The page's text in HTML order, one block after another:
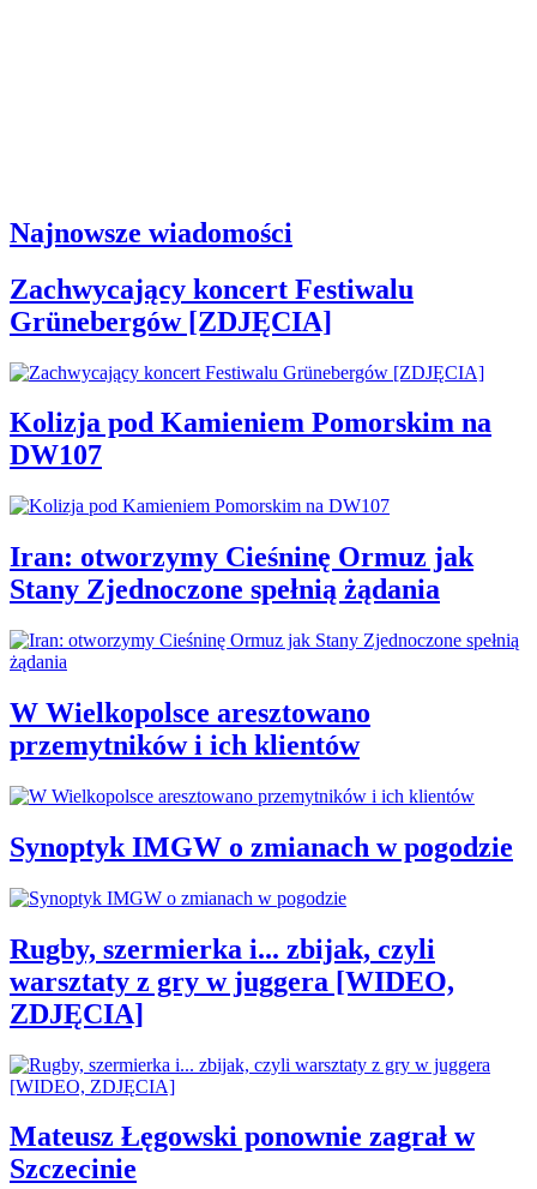
Najnowsze wiadomości
Zachwycający koncert Festiwalu
Grünebergów [ZDJĘCIA]
Kolizja pod Kamieniem Pomorskim na
DW107
Iran: otworzymy Cieśninę Ormuz jak
Stany Zjednoczone spełnią żądania
W Wielkopolsce aresztowano
przemytników i ich klientów
Synoptyk IMGW o zmianach w pogodzie
Rugby, szermierka i... zbijak, czyli
warsztaty z gry w juggera [WIDEO,
ZDJĘCIA]
Mateusz Łęgowski ponownie zagrał w
Szczecinie